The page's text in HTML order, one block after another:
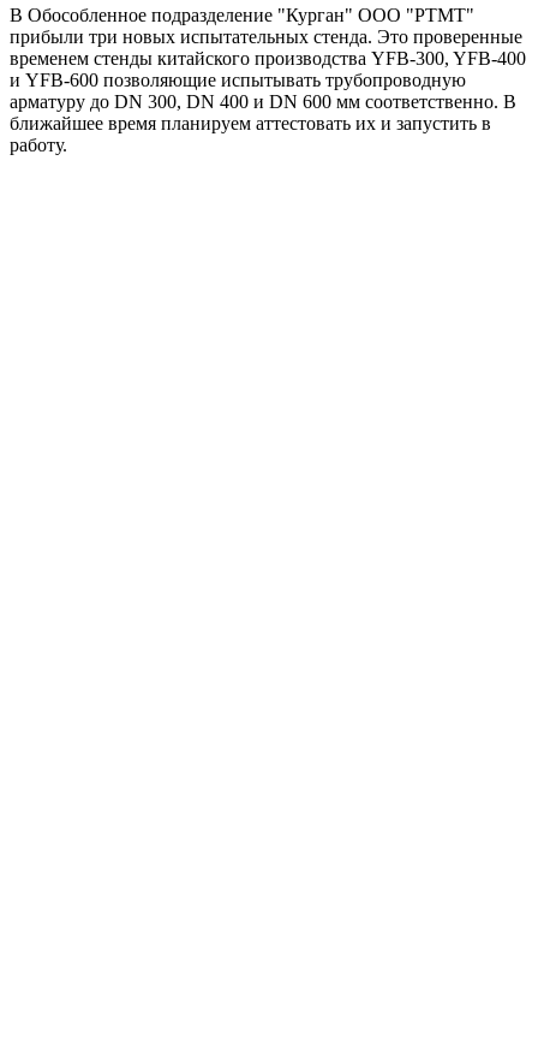
В Обособленное подразделение "Курган" ООО "РТМТ"
прибыли три новых испытательных стенда. Это проверенные
временем стенды китайского производства YFB-300, YFB-400
и YFB-600 позволяющие испытывать трубопроводную
арматуру до DN 300, DN 400 и DN 600 мм соответственно. В
ближайшее время планируем аттестовать их и запустить в
работу.